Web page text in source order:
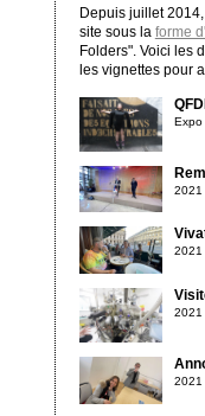
Depuis juillet
site sous la forme
Folders". Voici les
les vignettes pour
Expo
2021
2021
2021
2021